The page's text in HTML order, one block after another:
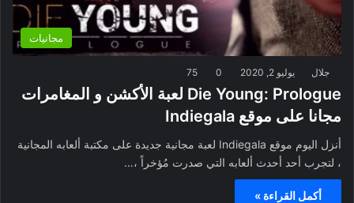
مجانيات
جلال يوليو 2, 2020 0
75
Die Young: Prologue لعبة الأكشن و المغامرات
مجانا على موقع Indiegala
أنزل اليوم موقع Indiegala لعبة مجانية جديدة على مكتبة ألعابه المجانية
، لتجرب أحد أحدث ألعابه التي صدرت مُؤخراً ،…
أكمل القراءة »